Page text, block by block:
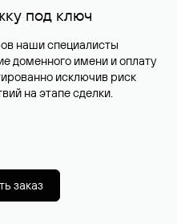
под ключ
наши специалисты
доменного имени и оплату
исключив риск
на этапе сделки.
заказ